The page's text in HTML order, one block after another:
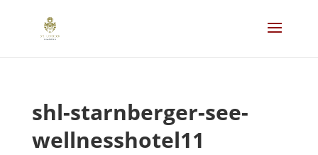
shl-starnberger-see-
wellnesshotel11